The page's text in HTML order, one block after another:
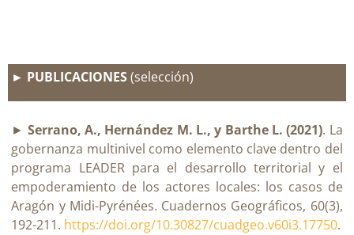
► PUBLICACIONES(selección)
► Serrano, A., Hernández M. L., y Barthe L. (2021). La
gobernanza multinivel como elemento clave dentro del
programa LEADER para el desarrollo territorial y el
empoderamiento de los actores locales: los casos de
Aragón y Midi-Pyrénées. Cuadernos Geográficos, 60(3),
192-211. https://doi.org/10.30827/cuadgeo.v60i3.17750.